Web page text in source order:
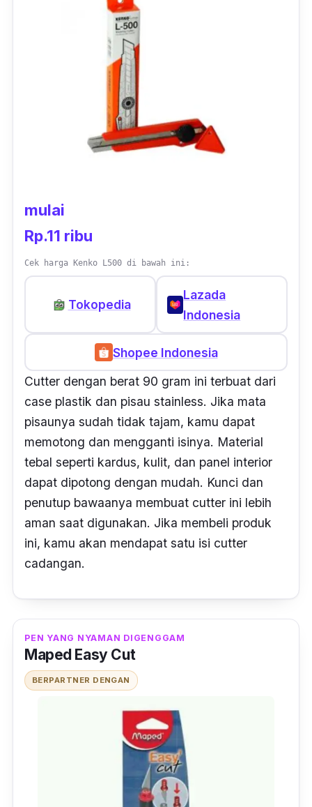
mulai
Rp.11 ribu
Cek harga Kenko L500 di bawah ini:
Tokopedia
Lazada
Indonesia
Shopee Indonesia
Cutter dengan berat 90 gram ini terbuat dari
case plastik dan pisau stainless. Jika mata
pisaunya sudah tidak tajam, kamu dapat
memotong dan mengganti isinya. Material
tebal seperti kardus, kulit, dan panel interior
dapat dipotong dengan mudah. Kunci dan
penutup bawaanya membuat cutter ini lebih
aman saat digunakan. Jika membeli produk
ini, kamu akan mendapat satu isi cutter
cadangan.
PEN YANG NYAMAN DIGENGGAM
Maped Easy Cut
BERPARTNER DENGAN